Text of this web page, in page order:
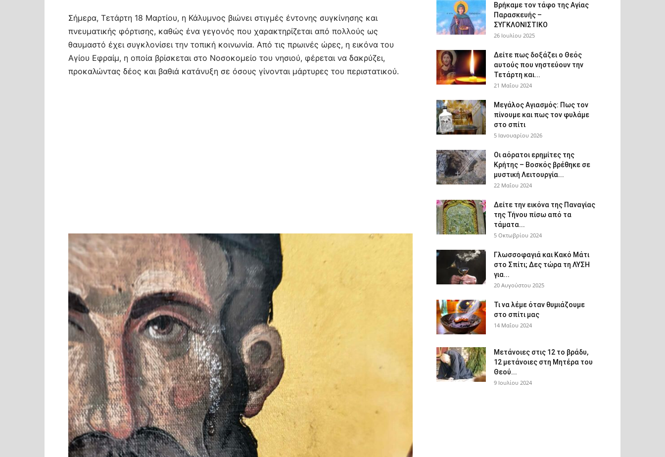
Σήμερα, Τετάρτη 18 Μαρτίου, η Κάλυμνος βιώνει στιγμές έντονης συγκίνησης και
πνευματικής φόρτισης, καθώς ένα γεγονός που χαρακτηρίζεται από πολλούς ως
θαυμαστό έχει συγκλονίσει την τοπική κοινωνία. Από τις πρωινές ώρες, η εικόνα του
Αγίου Εφραίμ, η οποία βρίσκεται στο Νοσοκομείο του νησιού, φέρεται να δακρύζει,
προκαλώντας δέος και βαθιά κατάνυξη σε όσους γίνονται μάρτυρες του περιστατικού.
Βρήκαμε τον τάφο της Αγίας
Παρασκευής –
ΣΥΓΚΛΟΝΙΣΤΙΚΟ
26 Ιουλίου 2025
Δείτε πως δοξάζει ο Θεός
αυτούς που νηστεύουν την
Τετάρτη και...
21 Μαΐου 2024
Μεγάλος Αγιασμός: Πως τον
πίνουμε και πως τον φυλάμε
στο σπίτι
5 Ιανουαρίου 2026
Οι αόρατοι ερημίτες της
Κρήτης – Βοσκός βρέθηκε σε
μυστική Λειτουργία...
22 Μαΐου 2024
Δείτε την εικόνα της Παναγίας
της Τήνου πίσω από τα
τάματα...
5 Οκτωβρίου 2024
Γλωσσοφαγιά και Κακό Μάτι
στο Σπίτι; Δες τώρα τη ΛΥΣΗ
για...
20 Αυγούστου 2025
Τι να λέμε όταν θυμιάζουμε
στο σπίτι μας
14 Μαΐου 2024
Μετάνοιες στις 12 το βράδυ,
12 μετάνοιες στη Μητέρα του
Θεού...
9 Ιουλίου 2024